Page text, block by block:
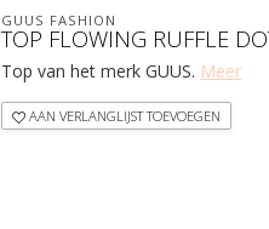
GUUS FASHION
TOP FLOWING RUFFLE
Top van het merk GUUS. Meer
AAN VERLANGLIJST TOEVOEGEN